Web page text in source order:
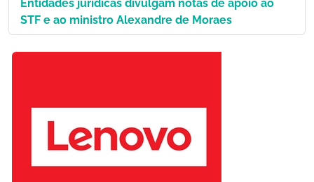
Entidades jurídicas divulgam notas de apoio ao
STF e ao ministro Alexandre de Moraes